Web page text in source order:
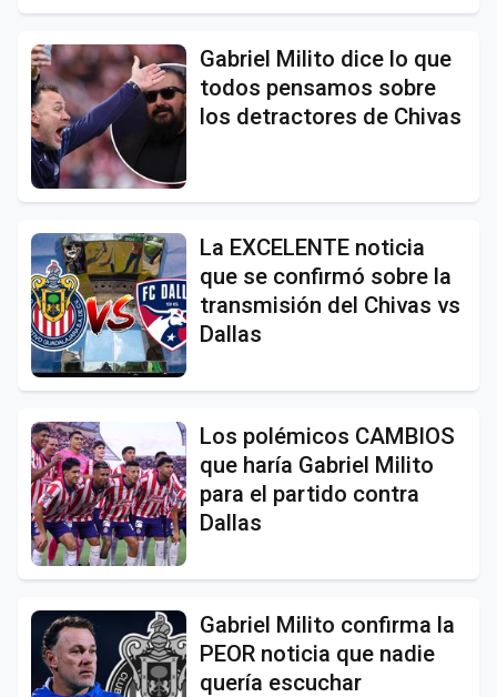
Gabriel Milito dice lo que
todos pensamos sobre
los detractores de Chivas
La EXCELENTE noticia
que se confirmó sobre la
transmisión del Chivas vs
Dallas
Los polémicos CAMBIOS
que haría Gabriel Milito
para el partido contra
Dallas
Gabriel Milito confirma la
PEOR noticia que nadie
quería escuchar